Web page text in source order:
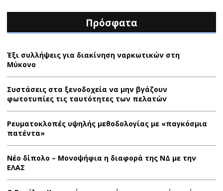
Πρόσφατα
Έξι συλλήψεις για διακίνηση ναρκωτικών στη
Μύκονο
Συστάσεις στα ξενοδοχεία να μην βγάζουν
φωτοτυπίες τις ταυτότητες των πελατών
Ρευματοκλοπές υψηλής μεθοδολογίας με «παγκόσμια
πατέντα»
Νέο δίπολο – Μονοψήφια η διαφορά της ΝΔ με την
ΕΛΑΣ